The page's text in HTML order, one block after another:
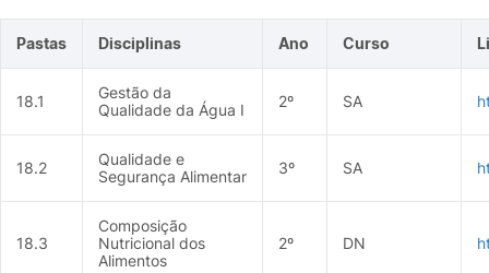
Pastas Disciplinas Ano Curso
18.1
Gestão da
Qualidade da Água I
2º SA
18.2
Qualidade e
Segurança Alimentar
3º SA
18.3
Composição
Nutricional dos
Alimentos
2º DN